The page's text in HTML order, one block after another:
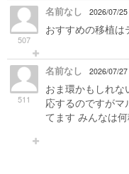
507
名前なし 2026/07/
おすすめの移植は
511
名前なし 2026/07/
おま環かもしれ
応するのですがマ
てます みんなは